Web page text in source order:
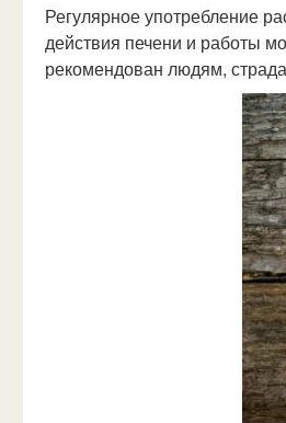
Регулярное употребление
действия печени и работы
рекомендован людям,